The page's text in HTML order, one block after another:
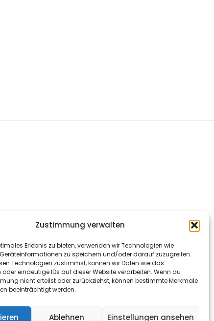
Zustimmung verwalten
Erlebnis zu bieten, verwenden wir Technologien wie
zu speichern und/oder darauf zuzugreifen.
Technologien zustimmst, können wir Daten wie das
oder eindeutige IDs auf dieser Website verarbeiten. Wenn du
nicht erteilst oder zurückziehst, können bestimmte Merkmale
beeinträchtigt werden.
Ablehnen Einstellungen ansehen